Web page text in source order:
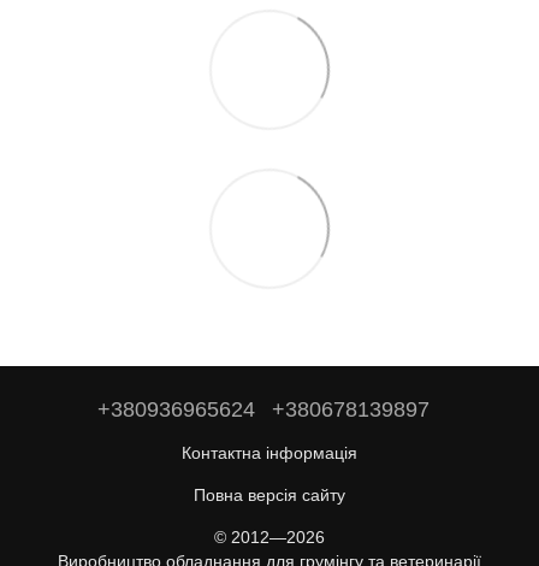
+380936965624 +380678139897
Контактна інформація
Повна версія сайту
© 2012—2026
Виробництво обладнання для грумінгу та ветеринарії